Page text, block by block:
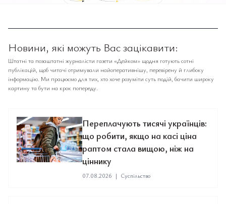
Новини, які можуть Вас зацікавити:
Штатні та позаштатні журналісти газети «Дейком» щодня готують сотні
публікацій, щоб читачі отримували найоперативнішу, перевірену й глибоку
інформацію. Ми працюємо для тих, хто хоче розуміти суть подій, бачити широку
картину та бути на крок попереду.
Переплачують тисячі українців:
що робити, якщо на касі ціна
раптом стала вищою, ніж на
ціннику
07.08.2026 | Суспільство